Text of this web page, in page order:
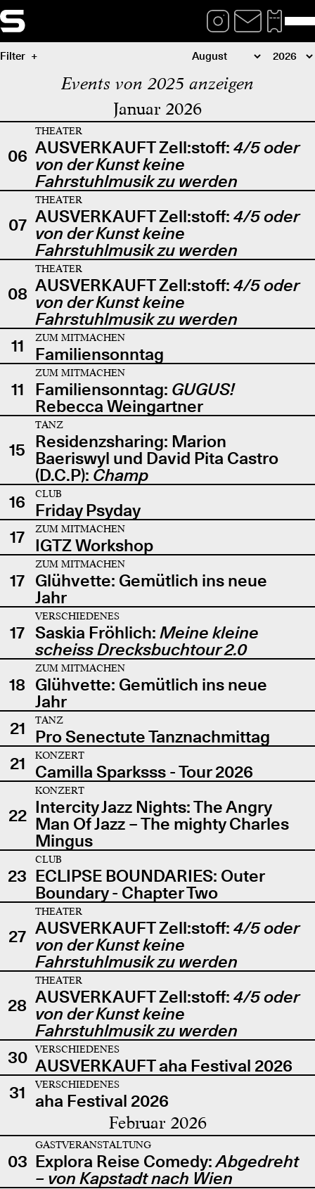
Filter
Events von 2025 anzeigen
Januar 2026
06
THEATER
AUSVERKAUFT Zell:stoff: 4/5 oder
von der Kunst keine
Fahrstuhlmusik zu werden
07
THEATER
AUSVERKAUFT Zell:stoff: 4/5 oder
von der Kunst keine
Fahrstuhlmusik zu werden
08
THEATER
AUSVERKAUFT Zell:stoff: 4/5 oder
von der Kunst keine
Fahrstuhlmusik zu werden
11
ZUM MITMACHEN
Familiensonntag
11
ZUM MITMACHEN
Familiensonntag: GUGUS!
Rebecca Weingartner
15
TANZ
Residenzsharing: Marion
Baeriswyl und David Pita Castro
(D.C.P): Champ
16
CLUB
Friday Psyday
17
ZUM MITMACHEN
IGTZ Workshop
17
ZUM MITMACHEN
Glühvette: Gemütlich ins neue
Jahr
17
VERSCHIEDENES
Saskia Fröhlich: Meine kleine
scheiss Drecksbuchtour 2.0
18
ZUM MITMACHEN
Glühvette: Gemütlich ins neue
Jahr
21
TANZ
Pro Senectute Tanznachmittag
21
KONZERT
Camilla Sparksss - Tour 2026
22
KONZERT
Intercity Jazz Nights: The Angry
Man Of Jazz – The mighty Charles
Mingus
23
CLUB
ECLIPSE BOUNDARIES: Outer
Boundary - Chapter Two
27
THEATER
AUSVERKAUFT Zell:stoff: 4/5 oder
von der Kunst keine
Fahrstuhlmusik zu werden
28
THEATER
AUSVERKAUFT Zell:stoff: 4/5 oder
von der Kunst keine
Fahrstuhlmusik zu werden
30
VERSCHIEDENES
AUSVERKAUFT aha Festival 2026
31
VERSCHIEDENES
aha Festival 2026
Februar 2026
03
GASTVERANSTALTUNG
Explora Reise Comedy:Abgedreht
– von Kapstadt nach Wien